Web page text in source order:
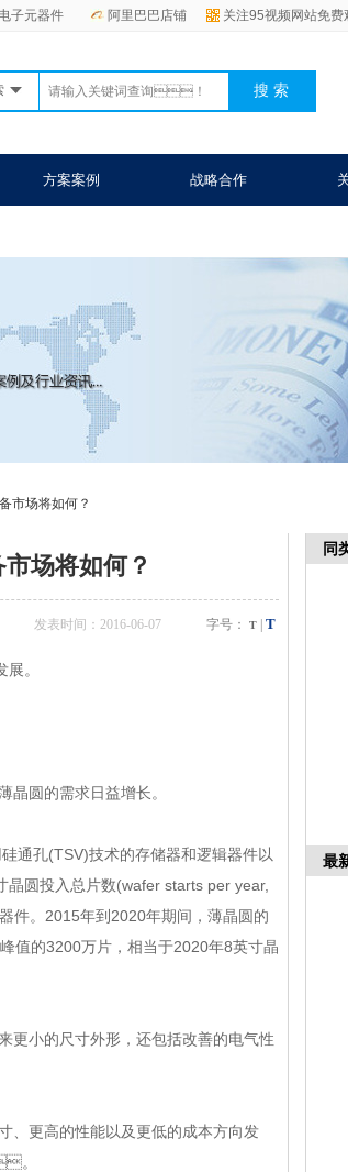
阿里巴巴店铺 关注95视频网站免费
子元器件
方案案例 战略合作
将如何？
将如何？
字号： T T
发表时间：2016-06-07
。
的需求日益增长。
用硅通孔(TSV)技术的存储器和逻辑器件以
晶圆投入总片数(wafer starts per year,
。2015年到2020年期间，薄晶圆的
值的3200万片，相当于2020年8英寸晶
小的尺寸外形，还包括改善的电气性
寸、更高的性能以及更低的成本方向发
。
同
最